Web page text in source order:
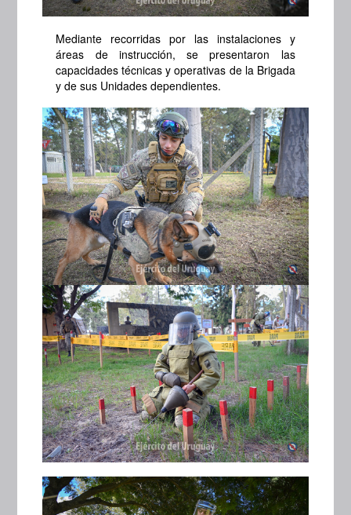
Mediante recorridas por las instalaciones y
áreas de instrucción, se presentaron las
capacidades técnicas y operativas de la Brigada
y de sus Unidades dependientes.